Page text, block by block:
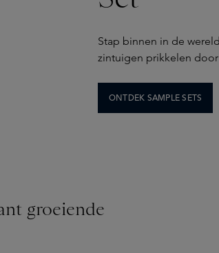
Stap binnen in de
zintuigen prikkelen
ONTDEK SAMPLE SETS
groeiende